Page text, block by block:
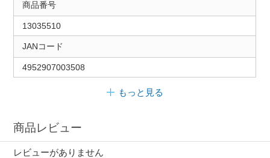
商品番号
13035510
JANコード
4952907003508
もっと見る
商品レビュー
レビューがありません